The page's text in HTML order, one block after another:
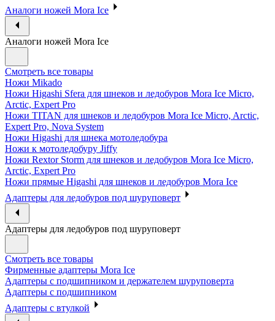
Аналоги ножей Mora Ice
Аналоги ножей Mora Ice
Смотреть все товары
Ножи Mikado
Ножи Higashi Sfera для шнеков и ледобуров Mora Ice Micro,
Arctic, Expert Pro
Ножи TITAN для шнеков и ледобуров Mora Ice Micro, Arctic,
Expert Pro, Nova System
Ножи Higashi для шнека мотоледобура
Ножи к мотоледобуру Jiffy
Ножи Rextor Storm для шнеков и ледобуров Mora Ice Micro,
Arctic, Expert Pro
Ножи прямые Higashi для шнеков и ледобуров Mora Ice
Адаптеры для ледобуров под шуруповерт
Адаптеры для ледобуров под шуруповерт
Смотреть все товары
Фирменные адаптеры Mora Ice
Адаптеры с подшипником и держателем шуруповерта
Адаптеры с подшипником
Адаптеры с втулкой